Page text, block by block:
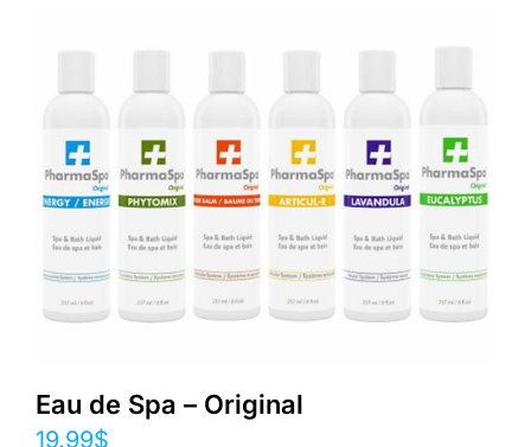
Eau de Spa – Original
19.99$